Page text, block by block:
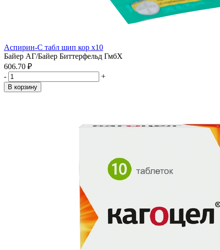
Аспирин-С табл шип кор x10
Байер АГ/Байер Биттерфельд ГмбХ
606.70 ₽
-
+
В корзину